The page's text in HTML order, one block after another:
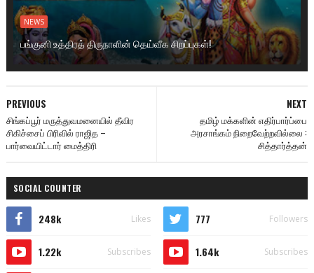
NEWS
பங்குனி உத்திரத் திருநாளின் தெய்வீக சிறப்புகள்!
NEXT
தமிழ் மக்களின் எதிர்பார்ப்பை
அரசாங்கம் நிறைவேற்றவில்லை :
சித்தார்த்தன்
PREVIOUS
சிங்கப்பூர் மருத்துவமனையில் தீவிர
சிகிச்சைப் பிரிவில் ராஜித –
பார்வையிட்டார் மைத்திரி
SOCIAL COUNTER
248k Likes 777 Followers
1.22k Subscribes 1.64k Subscribes